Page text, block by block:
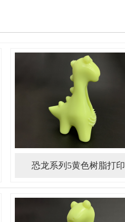
恐龙系列5黄色树脂打印